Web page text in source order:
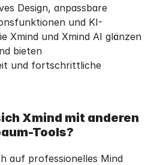
Design, anpassbare
und KI-
Xmind und Xmind AI glänzen
bieten
und fortschrittliche
Xmind mit anderen
Tools?
auf professionelles Mind